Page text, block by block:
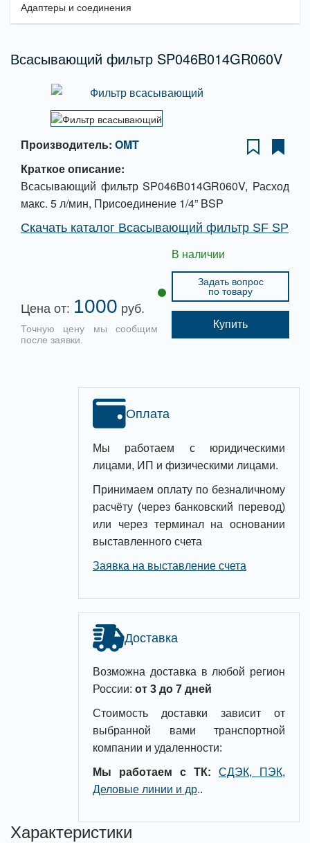
Адаптеры и соединения
Всасывающий фильтр SP046B014GR060V
Производитель: OMT
Краткое описание:
Всасывающий фильтр SP046B014GR060V, Расход
макс. 5 л/мин, Присоединение 1/4” BSP
Скачать каталог Всасывающий фильтр SF SP
Цена от: 1000 руб.
Точную цену мы сообщим
после заявки.
В наличии
Задать вопрос
по товару
Купить
Оплата
Мы работаем с юридическими
лицами, ИП и физическими лицами.
Принимаем оплату по безналичному
расчёту (через банковский перевод)
или через терминал на основании
выставленного счета
Заявка на выставление счета
Доставка
Возможна доставка в любой регион
России: от 3 до 7 дней
Стоимость доставки зависит от
выбранной вами транспортной
компании и удаленности:
Мы работаем с ТК:
СДЭК, ПЭК,
Деловые линии и др..
Характеристики